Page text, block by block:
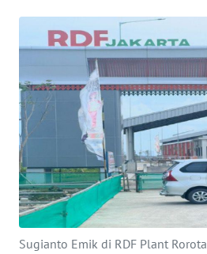
Sugianto Emik di RDF Plant
SAINS-TEKNO
KESEHATAN
INTERNASIONAL
SERBA-SERBI
PENDIDIKAN
OLAHRAGA